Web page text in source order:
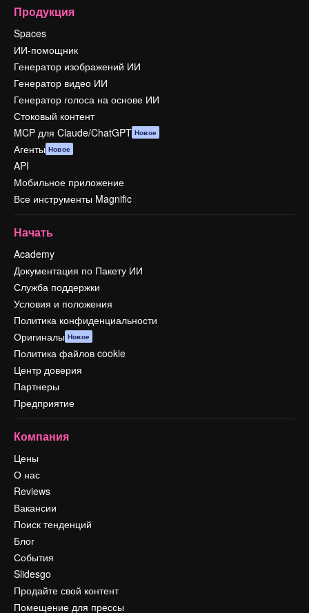
Продукция
Spaces
ИИ-помощник
Генератор изображений ИИ
Генератор видео ИИ
Генератор голоса на основе ИИ
Стоковый контент
MCP для Claude/ChatGPT Новое
Агенты Новое
API
Мобильное приложение
Все инструменты Magnific
Начать
Academy
Документация по Пакету ИИ
Служба поддержки
Условия и положения
Политика конфиденциальности
Оригиналы Новое
Политика файлов cookie
Центр доверия
Партнеры
Предприятие
Компания
Цены
О нас
Reviews
Вакансии
Поиск тенденций
Блог
События
Slidesgo
Продайте свой контент
Помещение для прессы